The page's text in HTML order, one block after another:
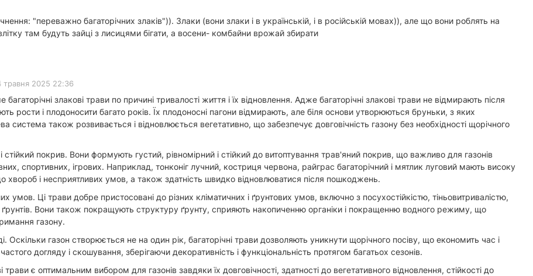
"переважно багаторічних злаків")). Злаки (вони злаки і в українській, і в російській мовах)), але що вони роблять на
там будуть зайці з лисицями бігати, а восени- комбайни врожай збирати
травня 2025 22:36
злакові трави по причині тривалості життя і їх відновлення. Адже багаторічні злакові трави не відмирають після
рости і плодоносити багато років. Їх плодоносні пагони відмирають, але біля основи утворюються бруньки, з яких
система також розвивається і відновлюється вегетативно, що забезпечує довговічність газону без необхідності щорічного
покрив. Вони формують густий, рівномірний і стійкий до витоптування трав'яний покрив, що важливо для газонів
спортивних, ігрових. Наприклад, тонконіг лучний, костриця червона, райграс багаторічний і мятлик луговий мають високу
хвороб і несприятливих умов, а також здатність швидко відновлюватися після пошкоджень.
умов. Ці трави добре пристосовані до різних кліматичних і ґрунтових умов, включно з посухостійкістю, тіньовитривалістю,
ґрунтів. Вони також покращують структуру ґрунту, сприяють накопиченню органіки і покращенню водного режиму, що
газону.
Оскільки газон створюється не на один рік, багаторічні трави дозволяють уникнути щорічного посіву, що економить час і
догляду і скошування, зберігаючи декоративність і функціональність протягом багатьох сезонів.
трави є оптимальним вибором для газонів завдяки їх довговічності, здатності до вегетативного відновлення, стійкості до